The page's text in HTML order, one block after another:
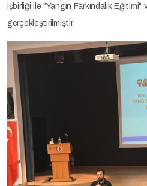
işbirliği ile "Yangın Farkındalık
gerçekleştirilmiştir.